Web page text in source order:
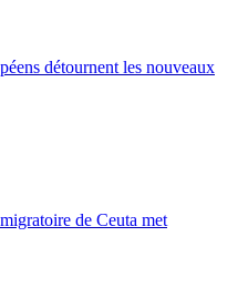
détournent les nouveaux
de Ceuta met